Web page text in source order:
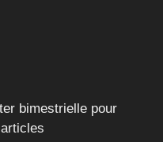
bimestrielle pour